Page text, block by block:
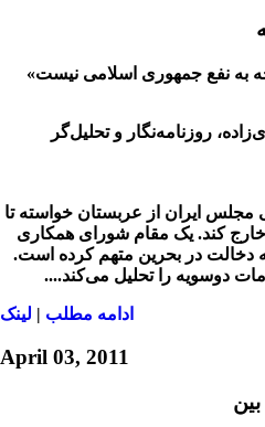
به نفع جمهوری اسلامی نیست»
روزنامه‌نگار و تحلیل‌گر
ایران از عربستان خواسته ‌تا
خارج کند. یک مقام شورای همکاری
دخالت در بحرین متهم کرده است.
دوسویه را تحلیل می‌کند....
ادامه مطلب | لينک
April 03, 2011